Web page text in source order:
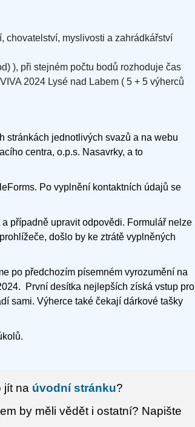
chovatelství, myslivosti a zahrádkářství
), při stejném počtu bodů rozhoduje čas
2024 Lysé nad Labem ( 5 + 5 výherců
stránkách jednotlivých svazů a na webu
centra, o.p.s. Nasavrky, a to
Po vyplnění kontaktních údajů se
případně upravit odpovědi. Formulář nelze
došlo by ke ztrátě vyplněných
po předchozím písemném vyrozumění na
První desítka nejlepších získá vstup pro
sami. Výherce také čekají dárkové tašky
jít na úvodní stránku?
by měli vědět i ostatní? Napište